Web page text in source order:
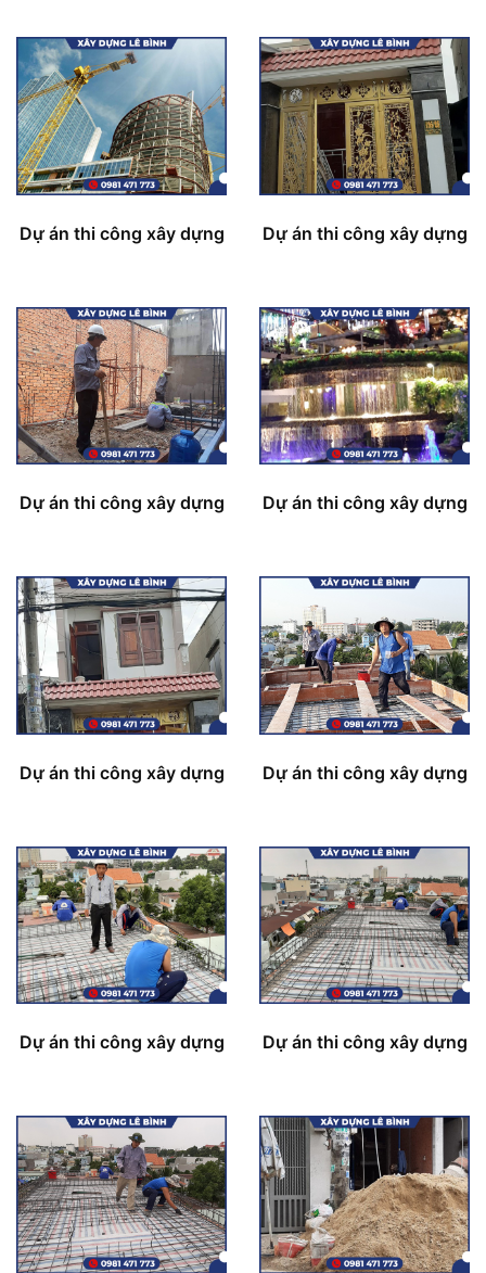
Dự án thi công xây dựng Dự án thi công xây dựng
Dự án thi công xây dựng Dự án thi công xây dựng
Dự án thi công xây dựng Dự án thi công xây dựng
Dự án thi công xây dựng Dự án thi công xây dựng